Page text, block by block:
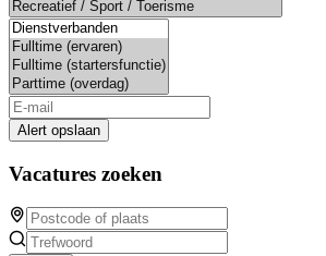
Alert opslaan
Vacatures zoeken